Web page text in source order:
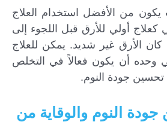
من الأفضل استخدام العلاج
كعلاج أولي للأرق قبل اللجوء إلى
كان الأرق غير شديد. يمكن للعلاج
وحده أن يكون فعالاً في التخلص
جودة النوم.
النوم والوقاية من